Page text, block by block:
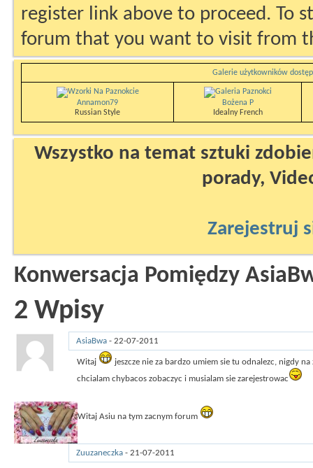
register link above to proceed. To
forum that you want to visit from
Galerie użytkowników
Annamon79
Russian Style
Bożena P
Idealny French
Wszystko na temat sztuki
porady,
Zarejestruj
Konwersacja Pomiędzy
2 Wpisy
AsiaBwa - 22-07-2011
Witaj
jeszcze nie za bardzo umiem sie tu odnalezc, nigdy
chcialam chybacos zobaczyc i musialam sie zarejestrowac
Zuuzaneczka - 21-07-2011
Witaj Asiu na tym zacnym forum